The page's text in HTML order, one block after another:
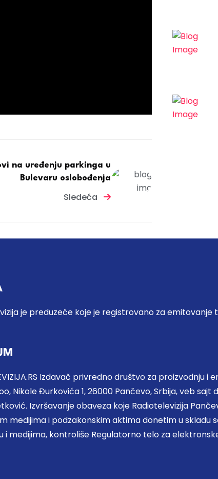
na uređenju parkinga u
Bulevaru oslobođenja
Sledeća
je preduzeće koje je registrovano za emitovanje
Izdavač privredno društvo za proizvodnju
Nikole Đurkovića 1, 26000 Pančevo, Srbija, veb
Izvršavanje obaveza koje Radiotelevizija
medijima i podzakonskim aktima donetim u skladu
i medijima, kontroliše Regulatorno telo za